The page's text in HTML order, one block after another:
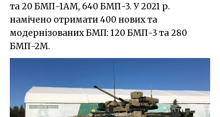
та 20 БМП-1АМ, 640 БМП-3. У 2021 р.
намічено отримати 400 нових та
модернізованих БМП: 120 БМП-3 та 280
БМП-2М.